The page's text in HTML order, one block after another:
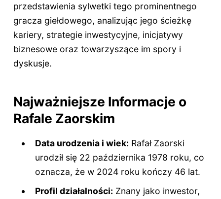
przedstawienia sylwetki tego prominentnego
gracza giełdowego, analizując jego ścieżkę
kariery, strategie inwestycyjne, inicjatywy
biznesowe oraz towarzyszące im spory i
dyskusje.
Najważniejsze Informacje o
Rafale Zaorskim
Data urodzenia i wiek: Rafał Zaorski
urodził się 22 października 1978 roku, co
oznacza, że w 2024 roku kończy 46 lat.
Profil działalności: Znany jako inwestor,